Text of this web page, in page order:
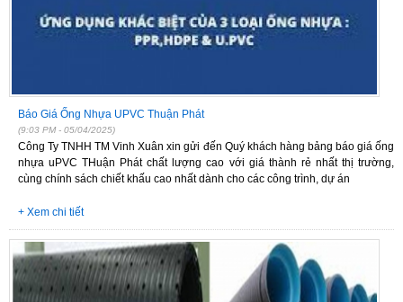
Báo Giá Ống Nhựa UPVC Thuận Phát
(9:03 PM - 05/04/2025)
Công Ty TNHH TM Vinh Xuân xin gửi đến Quý khách hàng bảng báo giá ống
nhựa uPVC THuận Phát chất lượng cao với giá thành rẻ nhất thị trường,
cùng chính sách chiết khấu cao nhất dành cho các công trình, dự án
+ Xem chi tiết